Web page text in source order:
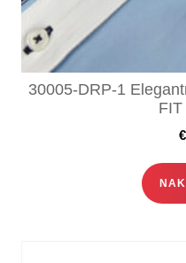
30005-DRP-1
€